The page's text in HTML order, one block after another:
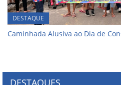
DESTAQUE
Caminhada Alusiva ao Dia de